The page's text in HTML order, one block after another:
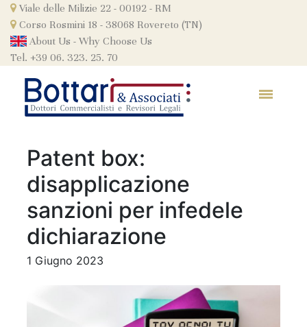
Skip
content
Viale delle Milizie 22 - 00192 - RM
Corso Rosmini 18 - 38068 Rovereto (TN)
About Us - Why Choose Us
Tel. +39 06. 323. 25. 70
Patent box:
disapplicazione
sanzioni per infedele
dichiarazione
1 Giugno 2023